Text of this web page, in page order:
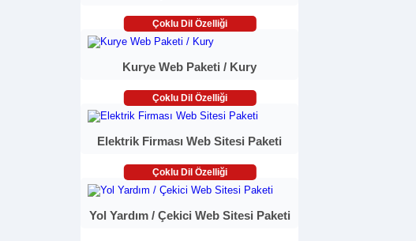
Çoklu Dil Özelliği
Kurye Web Paketi / Kury
Çoklu Dil Özelliği
Elektrik Firması Web Sitesi Paketi
Çoklu Dil Özelliği
Yol Yardım / Çekici Web Sitesi Paketi